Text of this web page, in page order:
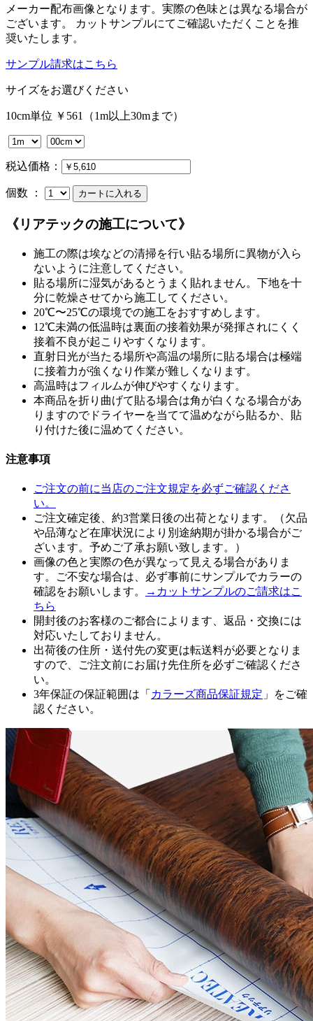
メーカー配布画像となります。実際の色味とは異なる場合が
ございます。 カットサンプルにてご確認いただくことを推
奨いたします。
サンプル請求はこちら
サイズをお選びください
10cm単位 ￥561（1m以上30mまで）
税込価格：
個数 ：
《リアテックの施工について》
施工の際は埃などの清掃を行い貼る場所に異物が入ら
ないように注意してください。
貼る場所に湿気があるとうまく貼れません。下地を十
分に乾燥させてから施工してください。
20℃〜25℃の環境での施工をおすすめします。
12℃未満の低温時は裏面の接着効果が発揮されにくく
接着不良が起こりやすくなります。
直射日光が当たる場所や高温の場所に貼る場合は極端
に接着力が強くなり作業が難しくなります。
高温時はフィルムが伸びやすくなります。
本商品を折り曲げて貼る場合は角が白くなる場合があ
りますのでドライヤーを当てて温めながら貼るか、貼
り付けた後に温めてください。
注意事項
ご注文の前に当店のご注文規定を必ずご確認くださ
い。
ご注文確定後、約3営業日後の出荷となります。（欠品
や品薄など在庫状況により別途納期が掛かる場合がご
ざいます。予めご了承お願い致します。）
画像の色と実際の色が異なって見える場合がありま
す。ご不安な場合は、必ず事前にサンプルでカラーの
確認をお願いします。
→カットサンプルのご請求はこ
ちら
開封後のお客様のご都合によります、返品・交換には
対応いたしておりません。
出荷後の住所・送付先の変更は転送料が必要となりま
すので、ご注文前にお届け先住所を必ずご確認くださ
い。
3年保証の保証範囲は「 カラーズ商品保証規定 」をご確
認ください。